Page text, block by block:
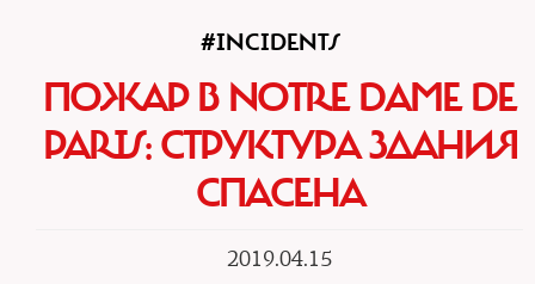
#INCIDENTS
ПОЖАР В NOTRE DAME DE
PARIS: СТРУКТУРА ЗДАНИЯ
СПАСЕНА
2019.04.15